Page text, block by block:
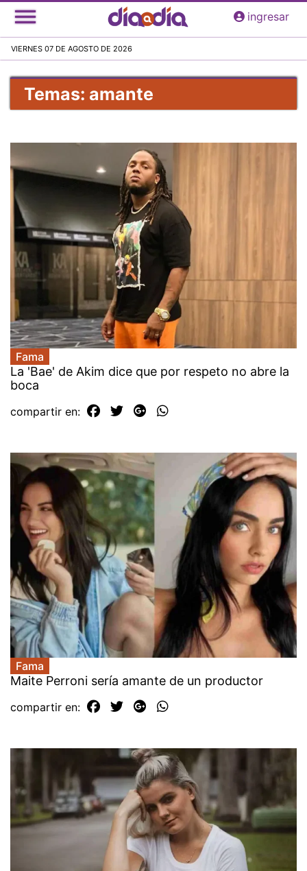
Pasar
al
principal
ingresar
VIERNES 07 DE AGOSTO DE 2026
Temas: amante
Fama
La 'Bae' de Akim dice que por respeto no abre la
boca
compartir en:
Fama
Maite Perroni sería amante de un productor
compartir en: